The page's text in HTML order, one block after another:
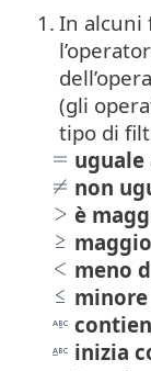
1. In alcuni
(gli
tipo di
uguale
non
è
meno
inizia